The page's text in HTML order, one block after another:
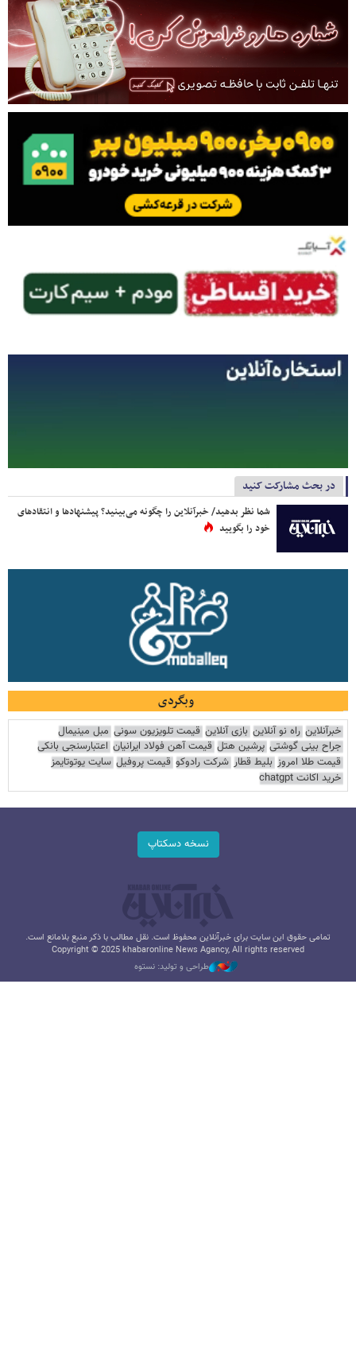
در بحث مشارکت کنید
شما نظر بدهید/ خبرآنلاین را چگونه می‌بینید؟ پیشنهادها و انتقادهای
خود را بگویید
وبگردی
خبرآنلاین راه نو آنلاین بازی آنلاین قیمت تلویزیون سونی مبل مینیمال
جراح بینی گوشتی پرشین هتل قیمت آهن فولاد ایرانیان اعتبارسنجی بانکی
قیمت طلا امروز بلیط قطار شرکت رادوکو قیمت پروفیل سایت یوتوتایمز
خرید اکانت chatgpt
نسخه دسکتاپ
تمامی حقوق این سایت برای خبرآنلاین محفوظ است. نقل مطالب با ذکر منبع بلامانع است.
Copyright © 2025 khabaronline News Agancy, All rights reserved
طراحی و تولید: نستوه